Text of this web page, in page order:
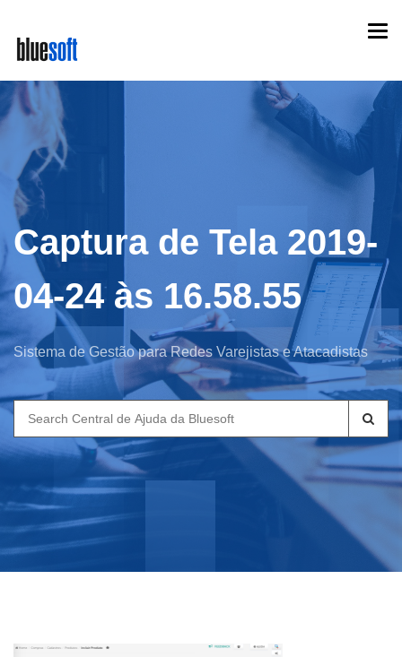
main
content
Captura de Tela 2019-
04-24 às 16.58.55
Sistema de Gestão para Redes Varejistas e Atacadistas
Search
for: